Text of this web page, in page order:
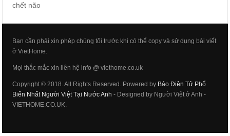
chết não
Bạn cần phải xin phép chúng tôi trước khi có thể copy và sử dụng bài viết
ở VietHome.
Mọi thắc mắc xin liên hệ info @ viethome.co.uk
Copyright © 2018. All Rights Reserved. Powered by Báo Điện Tử Phổ
Biến Nhất Người Việt Tại Nước Anh - Designed by Người Việt ở Anh -
VIETHOME.CO.UK.